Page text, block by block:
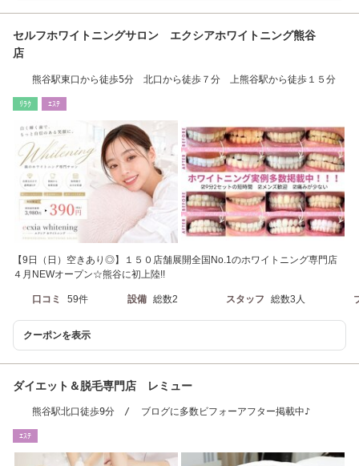
セルフホワイトニングサロン エクシアホワイトニング熊谷
店
熊谷駅東口から徒歩5分 北口から徒歩７分 上熊谷駅から徒歩１５分
ﾘﾗｸ ｴｽﾃ
【9日（日）空きあり◎】１５０店舗展開全国No.1のホワイトニング専門店
４月NEWオープン☆熊谷に初上陸!!
口コミ 59件 設備 総数2 スタッフ 総数3人
クーポンを表示
ダイエット＆脱毛専門店 レミュー
熊谷駅北口徒歩9分 / ブログに多数ビフォーアフター掲載中♪
ｴｽﾃ